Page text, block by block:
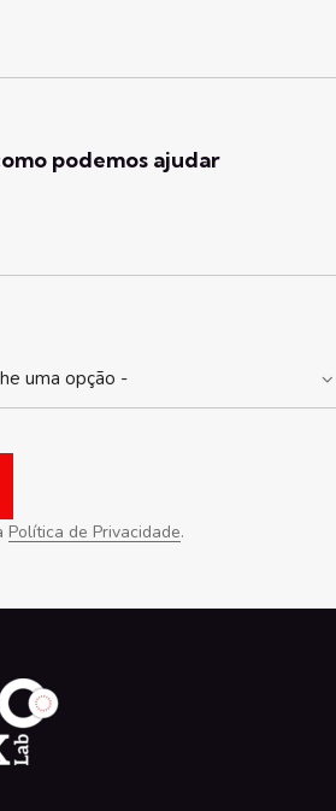
podemos ajudar
Política de Privacidade.